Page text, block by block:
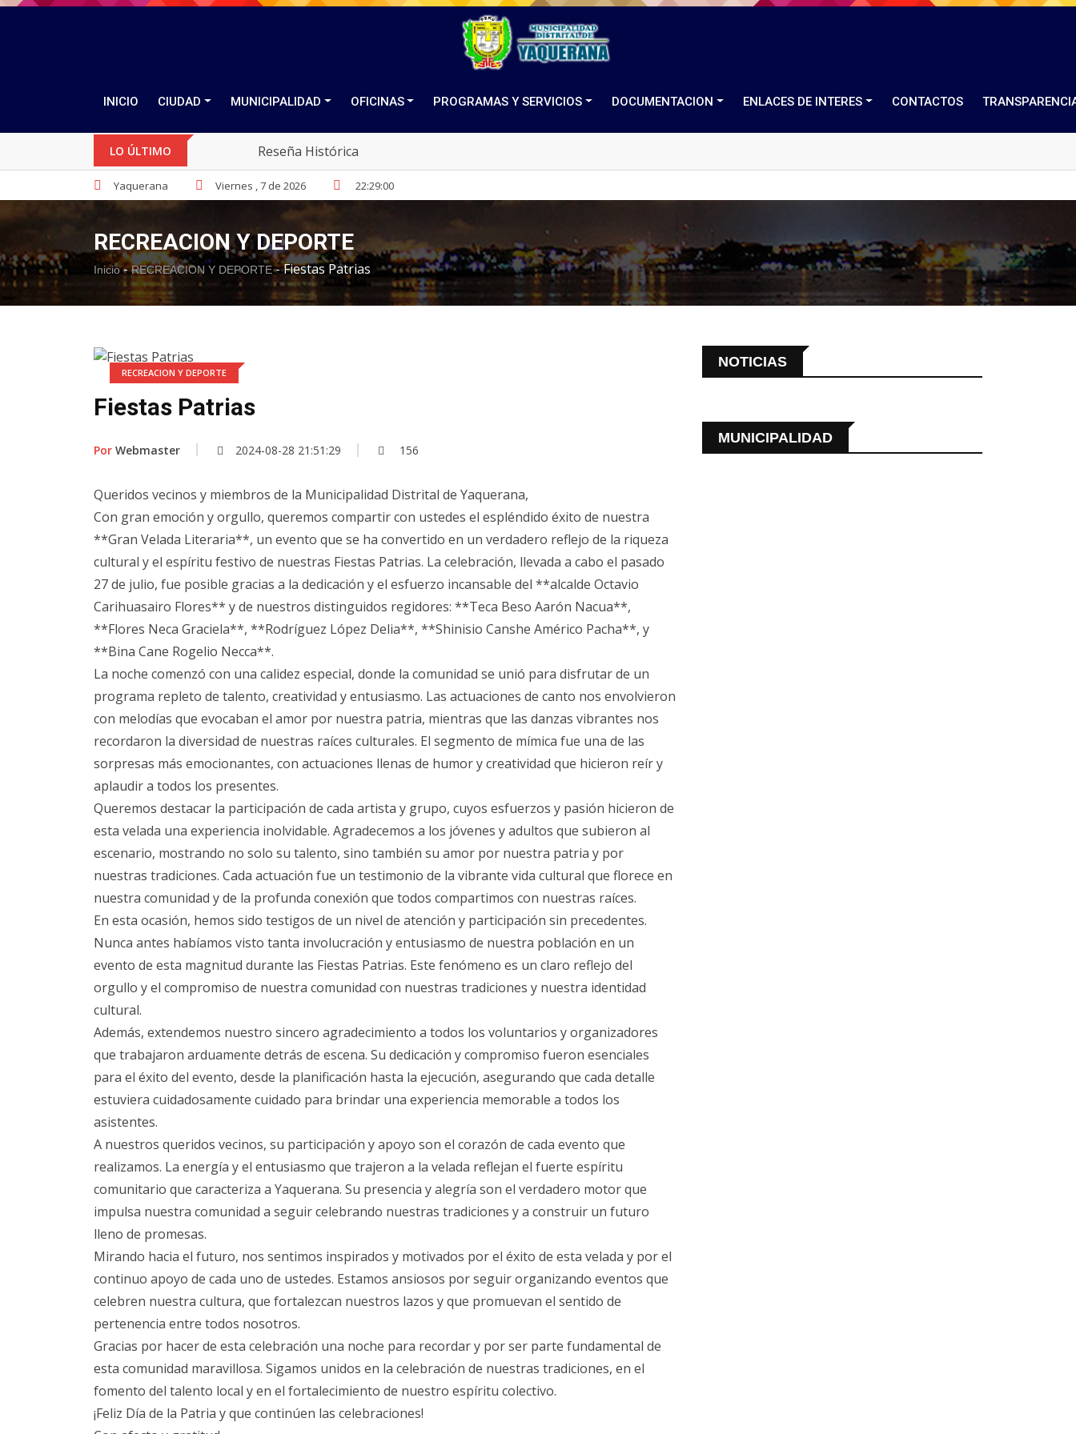
INICIO CIUDAD MUNICIPALIDAD OFICINAS PROGRAMAS Y SERVICIOS DOCUMENTACION ENLACES DE INTERES CONTACTOS
LO ÚLTIMO Reseña Histórica
Yaquerana Viernes , 7 de 2026 22:29:01
RECREACION Y DEPORTE
Inicio- RECREACION Y DEPORTE-Fiestas Patrias
RECREACION Y DEPORTE
Fiestas Patrias
Por Webmaster 2024-08-28 21:51:29 156
Queridos vecinos y miembros de la Municipalidad Distrital de Yaquerana,
Con gran emoción y orgullo, queremos compartir con ustedes el espléndido éxito de nuestra
**Gran Velada Literaria**, un evento que se ha convertido en un verdadero reflejo de la riqueza
cultural y el espíritu festivo de nuestras Fiestas Patrias. La celebración, llevada a cabo el pasado
27 de julio, fue posible gracias a la dedicación y el esfuerzo incansable del **alcalde Octavio
Carihuasairo Flores** y de nuestros distinguidos regidores: **Teca Beso Aarón Nacua**,
**Flores Neca Graciela**, **Rodríguez López Delia**, **Shinisio Canshe Américo Pacha**, y
**Bina Cane Rogelio Necca**.
La noche comenzó con una calidez especial, donde la comunidad se unió para disfrutar de un
programa repleto de talento, creatividad y entusiasmo. Las actuaciones de canto nos envolvieron
con melodías que evocaban el amor por nuestra patria, mientras que las danzas vibrantes nos
recordaron la diversidad de nuestras raíces culturales. El segmento de mímica fue una de las
sorpresas más emocionantes, con actuaciones llenas de humor y creatividad que hicieron reír y
aplaudir a todos los presentes.
Queremos destacar la participación de cada artista y grupo, cuyos esfuerzos y pasión hicieron de
esta velada una experiencia inolvidable. Agradecemos a los jóvenes y adultos que subieron al
escenario, mostrando no solo su talento, sino también su amor por nuestra patria y por
nuestras tradiciones. Cada actuación fue un testimonio de la vibrante vida cultural que florece en
nuestra comunidad y de la profunda conexión que todos compartimos con nuestras raíces.
En esta ocasión, hemos sido testigos de un nivel de atención y participación sin precedentes.
Nunca antes habíamos visto tanta involucración y entusiasmo de nuestra población en un
evento de esta magnitud durante las Fiestas Patrias. Este fenómeno es un claro reflejo del
orgullo y el compromiso de nuestra comunidad con nuestras tradiciones y nuestra identidad
cultural.
Además, extendemos nuestro sincero agradecimiento a todos los voluntarios y organizadores
que trabajaron arduamente detrás de escena. Su dedicación y compromiso fueron esenciales
para el éxito del evento, desde la planificación hasta la ejecución, asegurando que cada detalle
estuviera cuidadosamente cuidado para brindar una experiencia memorable a todos los
asistentes.
A nuestros queridos vecinos, su participación y apoyo son el corazón de cada evento que
realizamos. La energía y el entusiasmo que trajeron a la velada reflejan el fuerte espíritu
comunitario que caracteriza a Yaquerana. Su presencia y alegría son el verdadero motor que
impulsa nuestra comunidad a seguir celebrando nuestras tradiciones y a construir un futuro
lleno de promesas.
Mirando hacia el futuro, nos sentimos inspirados y motivados por el éxito de esta velada y por el
continuo apoyo de cada uno de ustedes. Estamos ansiosos por seguir organizando eventos que
celebren nuestra cultura, que fortalezcan nuestros lazos y que promuevan el sentido de
pertenencia entre todos nosotros.
Gracias por hacer de esta celebración una noche para recordar y por ser parte fundamental de
esta comunidad maravillosa. Sigamos unidos en la celebración de nuestras tradiciones, en el
fomento del talento local y en el fortalecimiento de nuestro espíritu colectivo.
¡Feliz Día de la Patria y que continúen las celebraciones!
NOTICIAS
MUNICIPALIDAD